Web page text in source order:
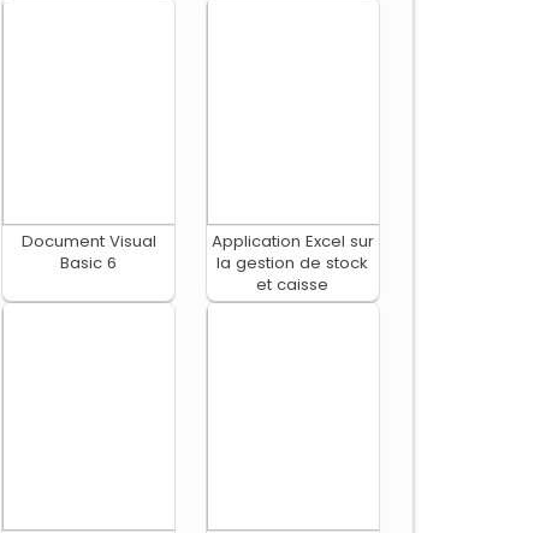
Document Visual
Basic 6
Application Excel sur
la gestion de stock
et caisse